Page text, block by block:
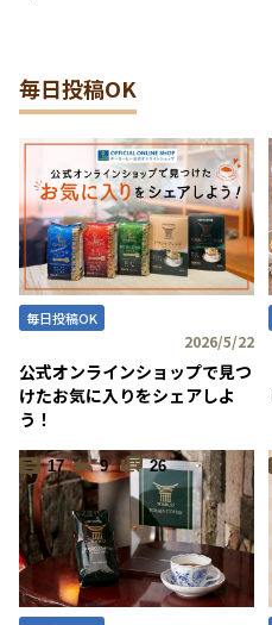
2026/06/15
「梅雨のおうち時間に♪ ご家庭
ト」を公開しました。
皆さんの投稿お待ちしています
毎日投稿OK
毎日投稿OK
2026/5/22
公式オンラインショップで見つ
けたお気に入りをシェアしよ
う！
17 9 26